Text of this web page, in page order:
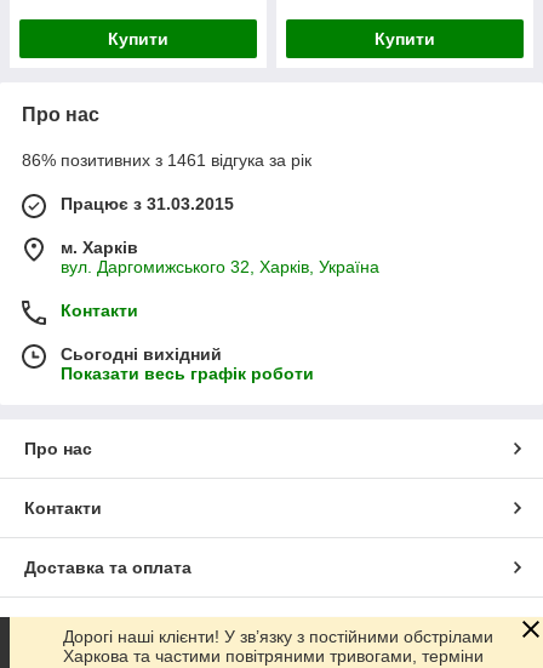
Купити Купити
Про нас
86% позитивних з 1461 відгука за рік
Працює з 31.03.2015
м. Харків
вул. Даргомижського 32, Харків, Україна
Контакти
Сьогодні вихідний
Показати весь графік роботи
Про нас
Контакти
Доставка та оплата
Графік роботи
Дорогі наші клієнти! У зв’язку з постійними обстрілами
Харкова та частими повітряними тривогами, терміни